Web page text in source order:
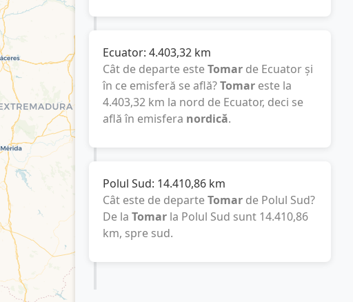
Ecuator: 4.403,32 km
Cât de departe esteTomarde Ecuator și
în ce emisferă se află?Tomareste la
4.403,32 km la nord de Ecuator, deci se
află în emisfera nordică.
Polul Sud: 14.410,86 km
Cât este de departeTomarde Polul Sud?
De la Tomarla Polul Sud sunt 14.410,86
km, spre sud.